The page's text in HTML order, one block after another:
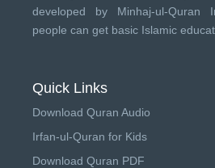
developed by Minhaj-ul-Quran
people can get basic Islamic
Quick Links
Download Quran Audio
Irfan-ul-Quran for Kids
Download Quran PDF